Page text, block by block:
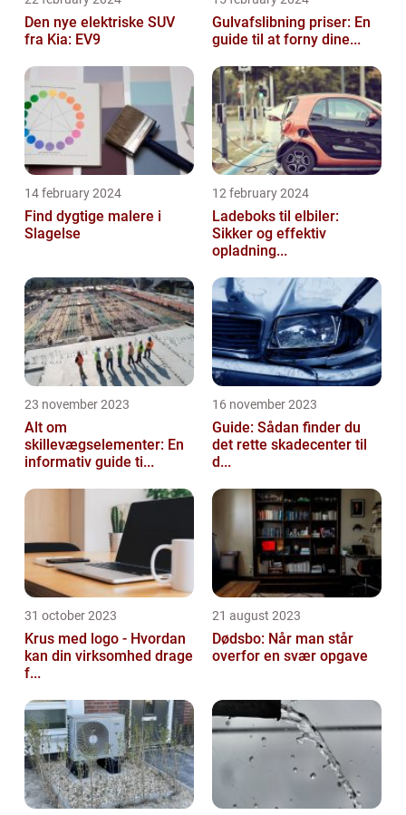
Den nye elektriske SUV
fra Kia: EV9
Gulvafslibning priser: En
guide til at forny dine...
14 february 2024
Find dygtige malere i
Slagelse
12 february 2024
Ladeboks til elbiler:
Sikker og effektiv
opladning...
23 november 2023
Alt om
skillevægselementer: En
informativ guide ti...
16 november 2023
Guide: Sådan finder du
det rette skadecenter til
d...
31 october 2023
Krus med logo - Hvordan
kan din virksomhed drage
f...
21 august 2023
Dødsbo: Når man står
overfor en svær opgave